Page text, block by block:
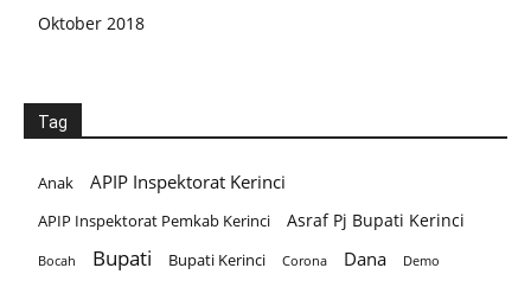
Oktober 2018
Tag
Anak APIP Inspektorat Kerinci
APIP Inspektorat Pemkab Kerinci Asraf Pj Bupati Kerinci
Bocah Bupati Bupati Kerinci Corona Dana Demo